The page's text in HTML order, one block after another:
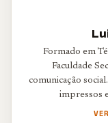
Formado em
Faculdade
comunicação
impressos